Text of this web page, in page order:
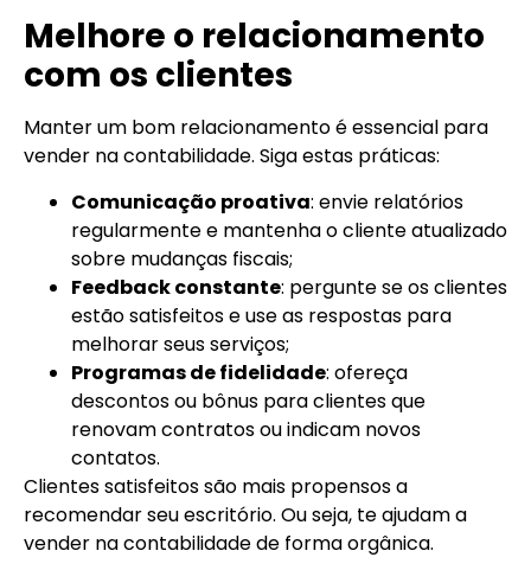
Melhore o relacionamento
com os clientes
Manter um bom relacionamento é essencial para
vender na contabilidade. Siga estas práticas:
Comunicação proativa: envie relatórios
regularmente e mantenha o cliente atualizado
sobre mudanças fiscais;
Feedback constante: pergunte se os clientes
estão satisfeitos e use as respostas para
melhorar seus serviços;
Programas de fidelidade: ofereça
descontos ou bônus para clientes que
renovam contratos ou indicam novos
contatos.
Clientes satisfeitos são mais propensos a
recomendar seu escritório. Ou seja, te ajudam a
vender na contabilidade de forma orgânica.